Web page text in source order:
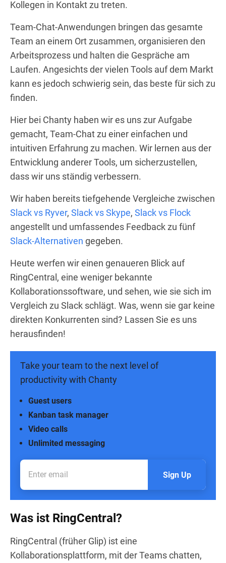
Kollegen in Kontakt zu treten.
Team-Chat-Anwendungen bringen das gesamte
Team an einem Ort zusammen, organisieren den
Arbeitsprozess und halten die Gespräche am
Laufen. Angesichts der vielen Tools auf dem Markt
kann es jedoch schwierig sein, das beste für sich zu
finden.
Hier bei Chanty haben wir es uns zur Aufgabe
gemacht, Team-Chat zu einer einfachen und
intuitiven Erfahrung zu machen. Wir lernen aus der
Entwicklung anderer Tools, um sicherzustellen,
dass wir uns ständig verbessern.
Wir haben bereits tiefgehende Vergleiche zwischen
Slack vs Ryver, Slack vs Skype, Slack vs Flock
angestellt und umfassendes Feedback zu fünf
Slack-Alternativen gegeben.
Heute werfen wir einen genaueren Blick auf
RingCentral, eine weniger bekannte
Kollaborationssoftware, und sehen, wie sie sich im
Vergleich zu Slack schlägt. Was, wenn sie gar keine
direkten Konkurrenten sind? Lassen Sie es uns
herausfinden!
Take your team to the next level of
productivity with Chanty
Unlimited messaging
Video calls
Kanban task manager
Guest users
Sign Up
Was ist RingCentral?
RingCentral (früher Glip) ist eine
Kollaborationsplattform, mit der Teams chatten,